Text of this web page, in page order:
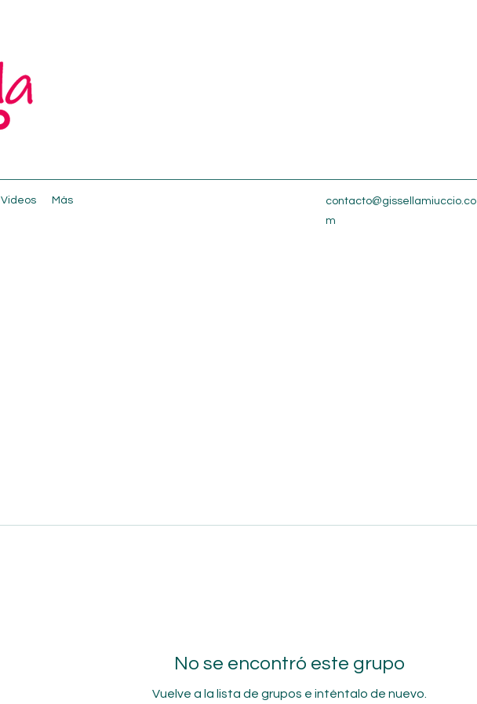
Videos Más
contacto@gissellamiuccio.co
m
No se encontró este grupo
Vuelve a la lista de grupos e inténtalo de nuevo.